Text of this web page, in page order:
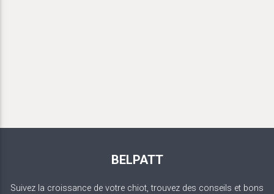
BELPATT
Suivez la croissance de votre chiot, trouvez des conseils et bons